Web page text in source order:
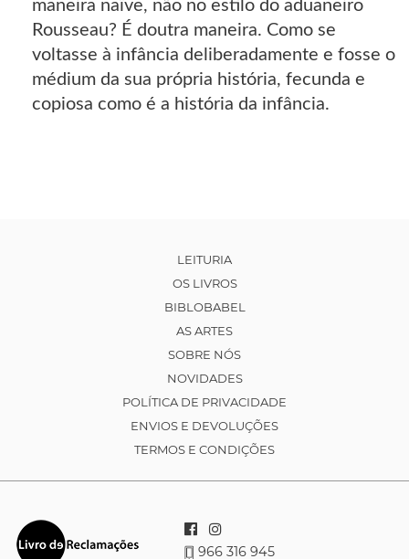
maneira naïve, não no estilo do aduaneiro
Rousseau? É doutra maneira. Como se
voltasse à infância deliberadamente e fosse o
médium da sua própria história, fecunda e
copiosa como é a história da infância.
LEITURIA
OS LIVROS
BIBLOBABEL
AS ARTES
SOBRE NÓS
NOVIDADES
POLÍTICA DE PRIVACIDADE
ENVIOS E DEVOLUÇÕES
TERMOS E CONDIÇÕES
966 316 945